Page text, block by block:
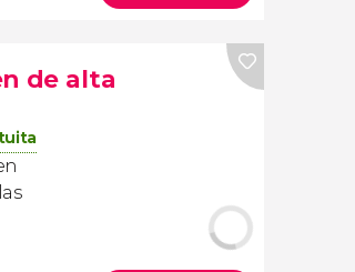
de alta